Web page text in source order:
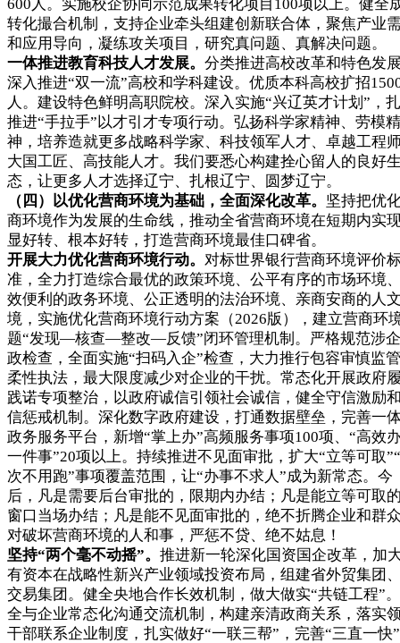
600人。实施校企协同示范成果转化项目100项以上。健全
转化撮合机制，支持企业牵头组建创新联合体，聚焦产业
和应用导向，凝练攻关项目，研究真问题、真解决问题。
一体推进教育科技人才发展。 分类推进高校改革和特色发
深入推进“双一流”高校和学科建设。优质本科高校扩招
人。建设特色鲜明高职院校。深入实施“兴辽英才计划”，
推进“手拉手”以才引才专项行动。弘扬科学家精神、劳模精
神，培养造就更多战略科学家、科技领军人才、卓越工程
大国工匠、高技能人才。我们要悉心构建拴心留人的良好
态，让更多人才选择辽宁、扎根辽宁、圆梦辽宁。
（四）以优化营商环境为基础，全面深化改革。 坚持把优
商环境作为发展的生命线，推动全省营商环境在短期内实
显好转、根本好转，打造营商环境最佳口碑省。
开展大力优化营商环境行动。 对标世界银行营商环境评价
准，全力打造综合最优的政策环境、公平有序的市场环境
效便利的政务环境、公正透明的法治环境、亲商安商的人
境，实施优化营商环境行动方案（2026版），建立营商环
题“发现—核查—整改—反馈”闭环管理机制。严格规范涉
政检查，全面实施“扫码入企”检查，大力推行包容审慎监
柔性执法，最大限度减少对企业的干扰。常态化开展政府
践诺专项整治，以政府诚信引领社会诚信，健全守信激励
信惩戒机制。深化数字政府建设，打通数据壁垒，完善一
政务服务平台，新增“掌上办”高频服务事项100项、“高效
一件事”20项以上。持续推进不见面审批，扩大“立等可取
次不用跑”事项覆盖范围，让“办事不求人”成为新常态。今
后，凡是需要后台审批的，限期内办结；凡是能立等可取
窗口当场办结；凡是能不见面审批的，绝不折腾企业和群
对破坏营商环境的人和事，严惩不贷、绝不姑息！
坚持“两个毫不动摇”。 推进新一轮深化国资国企改革，加
有资本在战略性新兴产业领域投资布局，组建省外贸集团
交易集团。健全央地合作长效机制，做大做实“共链工程”
全与企业常态化沟通交流机制，构建亲清政商关系，落实
干部联系企业制度，扎实做好“一联三帮”，完善“三直一快